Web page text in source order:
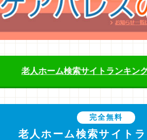
老人ホーム検索サイトランキン
完全無料
老人ホーム検索サイト